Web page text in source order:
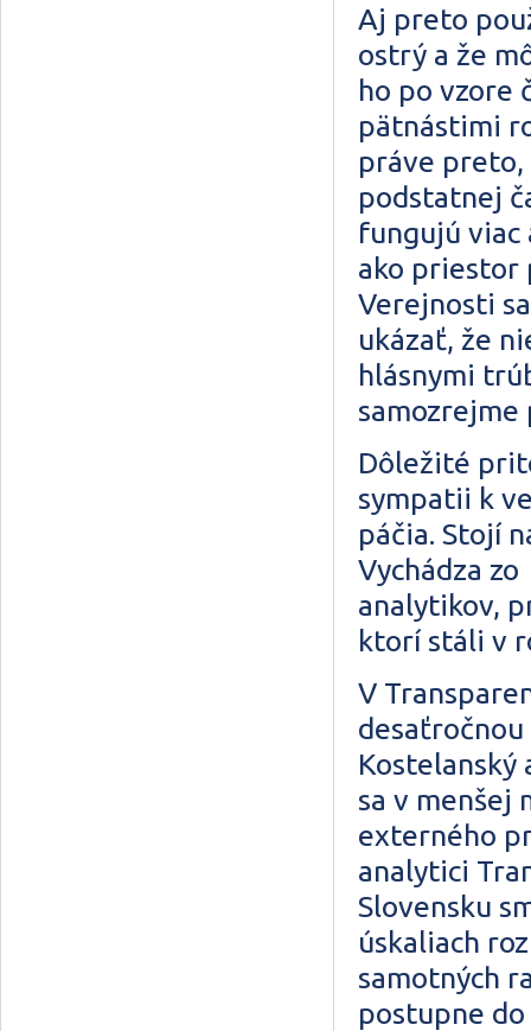
Aj preto
ostrý a že
ho po vzore
pätnástimi
práve
podstatnej
fungujú viac
ako priestor
Verejnosti
ukázať, že
hlásnymi
Dôležité
sympatii k
páčia. Stojí
Vychádza
analytikov,
ktorí stáli v
V
desaťročnou
Kostelanský
sa v menšej
externého
analytici
Slovensku
úskaliach
samotných
postupne